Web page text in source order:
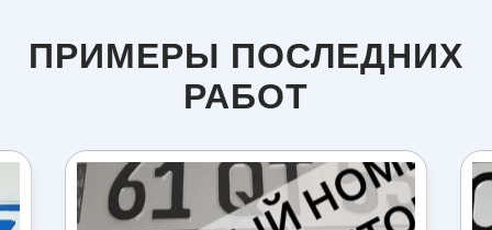
ПРИМЕРЫ ПОСЛЕДНИХ
РАБОТ